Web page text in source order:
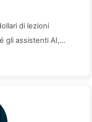
di lezioni
gli assistenti AI,
delle
— Impariamo